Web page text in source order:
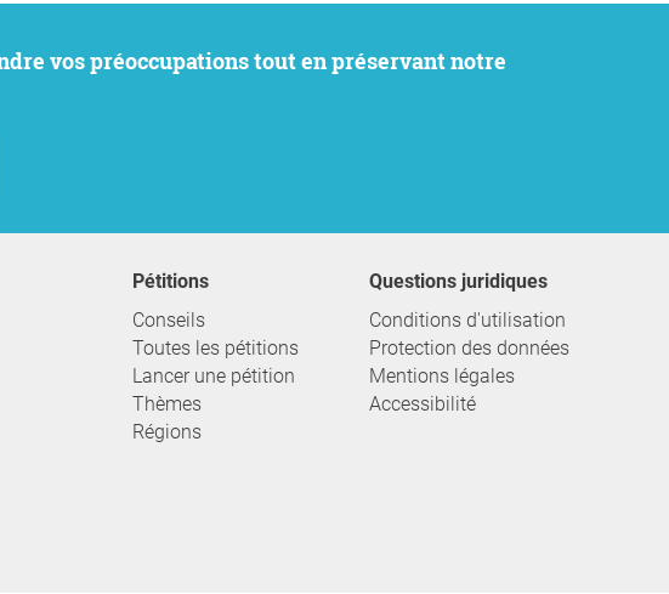
Pétitions
Conseils
Toutes les pétitions
Lancer une pétition
Thèmes
Régions
Questions juridiques
Conditions d'utilisation
Protection des données
Mentions légales
Accessibilité